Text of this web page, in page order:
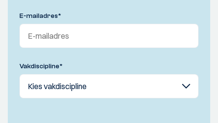
E-mailadres*
Vakdiscipline*